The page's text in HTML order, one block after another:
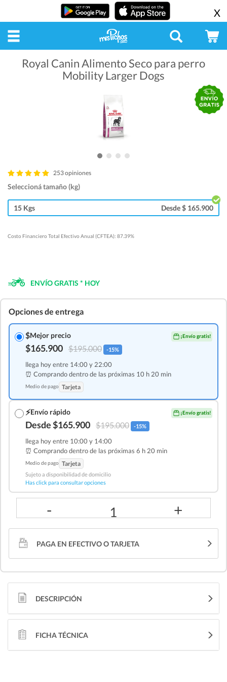
X
Royal Canin Alimento Seco para perro
Mobility Larger Dogs
253 opiniones
Seleccioná tamaño (kg)
15 Kgs Desde $ 165.900
Costo Financiero Total Efectivo Anual (CFTEA): 87.39%
ENVÍO GRATIS * HOY
Opciones de entrega
$Mejor precio ¡Envío gratis!
$165.900 $195.000 -15%
llega hoy entre 14:00 y 22:00
⏰ Comprando dentro de las próximas 10 h 20 min
Medio de pago Tarjeta
⚡Envío rápido ¡Envío gratis!
Desde $165.900 $195.000 -15%
llega hoy entre 10:00 y 14:00
⏰ Comprando dentro de las próximas 6 h 20 min
Medio de pago Tarjeta
Sujeto a disponibilidad de domicilio
Has click para consultar opciones
- 1 +
PAGA EN EFECTIVO O TARJETA
DESCRIPCIÓN
FICHA TÉCNICA